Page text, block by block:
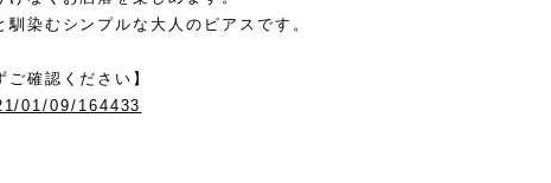
染むシンプルな大人のピアスです。
ご確認ください】
01/09/164433